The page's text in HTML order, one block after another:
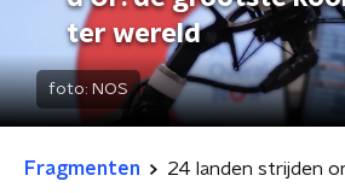
ter wereld
foto: NOS
Fragmenten